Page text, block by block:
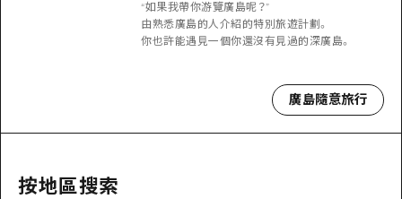
學習·體驗
治癒
宮島周邊
東山口
東山口
設施擁堵
“如果我帶你游覽廣島呢？”
由熟悉廣島的人介紹的特別旅遊計劃。
你也許能遇見一個你還沒有見過的深廣島。
廣島隨意旅行
按地區搜索